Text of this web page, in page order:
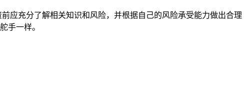
应充分了解相关知识和风险，并根据自己的风险承受能力做出合理
手一样。